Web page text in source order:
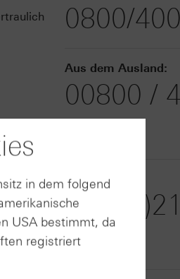
0800/
Aus dem Ausland:
00800 /
9100
Telefax:
+49
91936
in dem folgend
USA bestimmt, da
registriert